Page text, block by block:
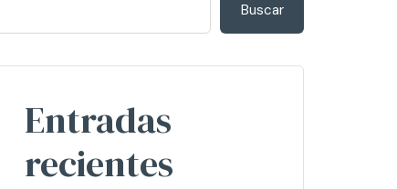
Buscar
Entradas
recientes